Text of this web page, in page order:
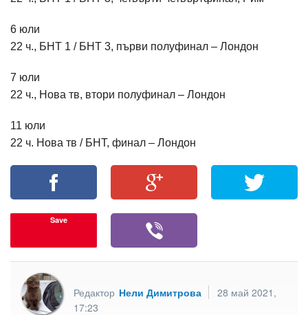
6 юли
22 ч., БНТ 1 / БНТ 3, първи полуфинал – Лондон
7 юли
22 ч., Нова тв, втори полуфинал – Лондон
11 юли
22 ч. Нова тв / БНТ, финал – Лондон
Save
Редактор Нели Димитрова
28 май 2021,
17:23